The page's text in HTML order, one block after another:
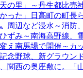
の里」～丹生都比売
った」日高町の町長
周辺など浸水～消防
ずみ～南海高野線、
え南馬場で開催～カ
念野球、新グラウン
関西の奥座敷に。「